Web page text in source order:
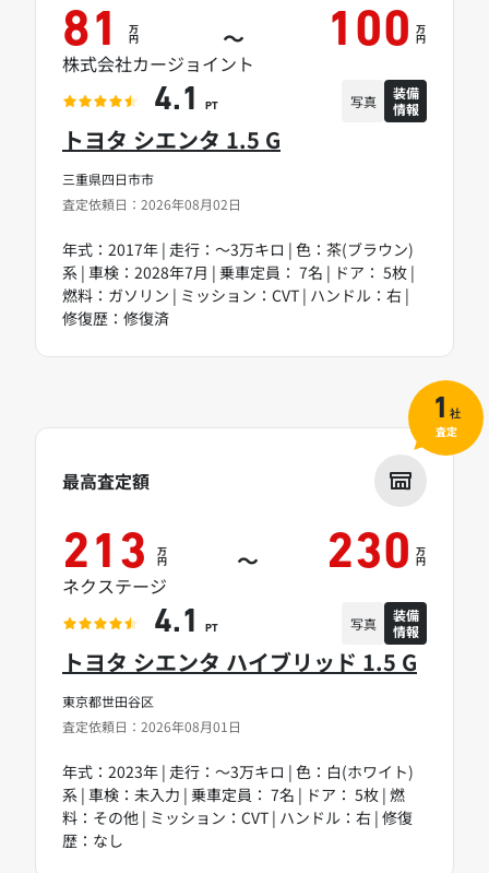
三重県四日市市
査定依頼日：2026年08月02日
トヨタ シエンタ 1.5 G
年式：2017年 | 走行：～3万キロ | 色：茶(ブラウン)
系 | 車検：2028年7月 | 乗車定員： 7名 | ドア： 5枚 |
燃料：ガソリン | ミッション：CVT | ハンドル：右 |
修復歴：修復済
81 万
円 ～ 100 万
円
株式会社カージョイント
4.1 PT 写真
装備
情報
東京都世田谷区
査定依頼日：2026年08月01日
トヨタ シエンタ ハイブリッド 1.5 G
年式：2023年 | 走行：～3万キロ | 色：白(ホワイト)
系 | 車検：未入力 | 乗車定員： 7名 | ドア： 5枚 | 燃
料：その他 | ミッション：CVT | ハンドル：右 | 修復
歴：なし
最高査定額
213 万
円 ～ 230 万
円
ネクステージ
4.1 PT 写真
装備
情報
1 社
査定